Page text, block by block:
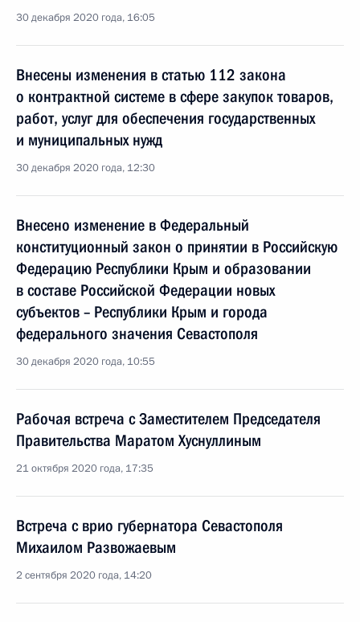
30 декабря 2020 года, 16:05
Внесены изменения в статью 112 закона
о контрактной системе в сфере закупок товаров,
работ, услуг для обеспечения государственных
и муниципальных нужд
30 декабря 2020 года, 12:30
Внесено изменение в Федеральный
конституционный закон о принятии в Российскую
Федерацию Республики Крым и образовании
в составе Российской Федерации новых
субъектов – Республики Крым и города
федерального значения Севастополя
30 декабря 2020 года, 10:55
Рабочая встреча с Заместителем Председателя
Правительства Маратом Хуснуллиным
21 октября 2020 года, 17:35
Встреча с врио губернатора Севастополя
Михаилом Развожаевым
2 сентября 2020 года, 14:20